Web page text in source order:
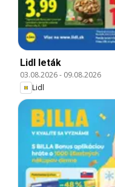
Lidl leták
03.08.2026- 09.08.2026
Lidl